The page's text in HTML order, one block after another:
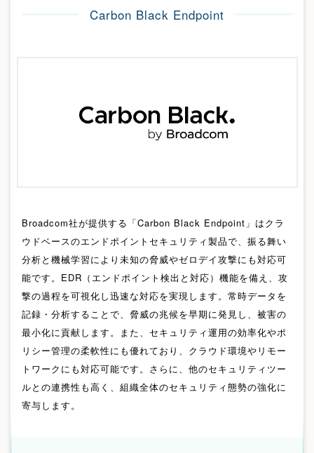
Carbon Black Endpoint
Broadcom社が提供する「Carbon Black Endpoint」はクラ
ウドベースのエンドポイントセキュリティ製品で、振る舞い
分析と機械学習により未知の脅威やゼロデイ攻撃にも対応可
能です。EDR（エンドポイント検出と対応）機能を備え、攻
撃の過程を可視化し迅速な対応を実現します。常時データを
記録・分析することで、脅威の兆候を早期に発見し、被害の
最小化に貢献します。また、セキュリティ運用の効率化やポ
リシー管理の柔軟性にも優れており、クラウド環境やリモー
トワークにも対応可能です。さらに、他のセキュリティツー
ルとの連携性も高く、組織全体のセキュリティ態勢の強化に
寄与します。